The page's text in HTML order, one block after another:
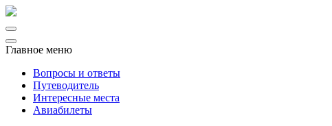
Главное меню
Вопросы и ответы
Путеводитель
Интересные места
Авиабилеты